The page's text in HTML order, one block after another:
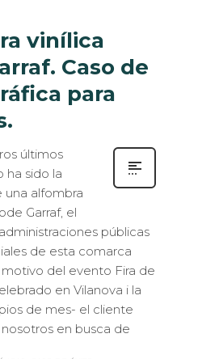
vinílica
Caso de
para
últimos
ha sido la
una alfombra
Garraf, el
públicas
de esta comarca
motivo del evento Fira de
en Vilanova i la
de mes- el cliente
en busca de